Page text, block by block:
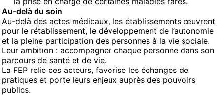
Au-delà du soin
Au-delà des actes médicaux, les établissements œuvrent
pour le rétablissement, le développement de l’autonomie
et la pleine participation des personnes à la vie sociale.
Leur ambition : accompagner chaque personne dans son
parcours de santé et de vie.
La FEP relie ces acteurs, favorise les échanges de
pratiques et porte leurs enjeux auprès des pouvoirs
publics.